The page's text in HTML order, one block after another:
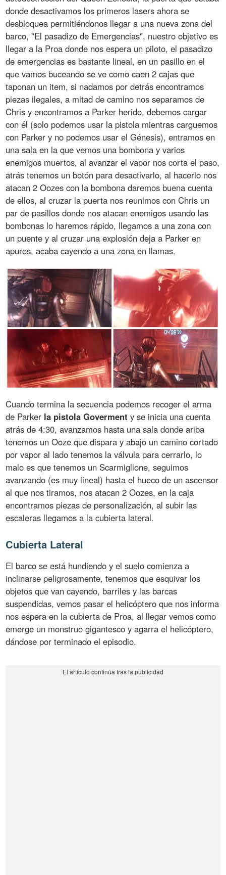
donde desactivamos los primeros lasers ahora se
desbloquea permitiéndonos llegar a una nueva zona del
barco, "El pasadizo de Emergencias", nuestro objetivo es
llegar a la Proa donde nos espera un piloto, el pasadizo
de emergencias es bastante lineal, en un pasillo en el
que vamos buceando se ve como caen 2 cajas que
taponan un item, si nadamos por detrás encontramos
piezas ilegales, a mitad de camino nos separamos de
Chris y encontramos a Parker herido, debemos cargar
con él (solo podemos usar la pistola mientras carguemos
con Parker y no podemos usar el Génesis), entramos en
una sala en la que vemos una bombona y varios
enemigos muertos, al avanzar el vapor nos corta el paso,
atrás tenemos un botón para desactivarlo, al hacerlo nos
atacan 2 Oozes con la bombona daremos buena cuenta
de ellos, al cruzar la puerta nos reunimos con Chris un
par de pasillos donde nos atacan enemigos usando las
bombonas lo haremos rápido, llegamos a una zona con
un puente y al cruzar una explosión deja a Parker en
apuros, acaba cayendo a una zona en llamas.
Cuando termina la secuencia podemos recoger el arma
de Parker la pistola Goverment y se inicia una cuenta
atrás de 4:30, avanzamos hasta una sala donde ariba
tenemos un Ooze que dispara y abajo un camino cortado
por vapor al lado tenemos la válvula para cerrarlo, lo
malo es que tenemos un Scarmiglione, seguimos
avanzando (es muy lineal) hasta el hueco de un ascensor
al que nos tiramos, nos atacan 2 Oozes, en la caja
encontramos piezas de personalización, al subir las
escaleras llegamos a la cubierta lateral.
Cubierta Lateral
El barco se está hundiendo y el suelo comienza a
inclinarse peligrosamente, tenemos que esquivar los
objetos que van cayendo, barriles y las barcas
suspendidas, vemos pasar el helicóptero que nos informa
nos espera en la cubierta de Proa, al llegar vemos como
emerge un monstruo gigantesco y agarra el helicóptero,
dándose por terminado el episodio.